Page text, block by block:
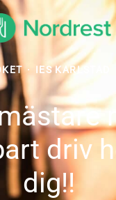
· IES KARLSTAD
driv
dig!!